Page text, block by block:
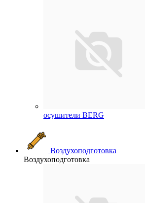
осушители BERG
Воздухоподготовка
Воздухоподготовка